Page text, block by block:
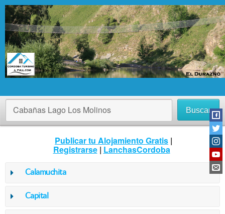
Cabañas Lago Los Molinos Buscar
Publicar tu Alojamiento Gratis |
Registrarse| LanchasCordoba
Calamuchita
Capital